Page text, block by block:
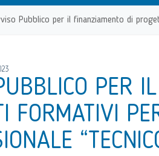
Pubblico per il finanziamento di
PER
FORMATIVI